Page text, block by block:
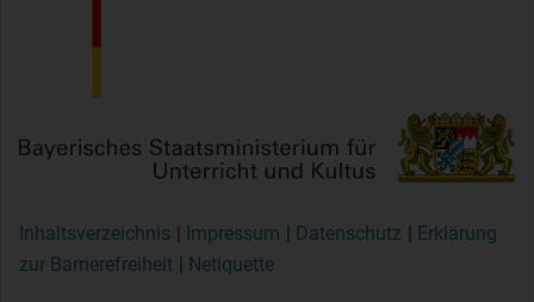
Inhaltsverzeichnis Impressum Datenschutz
Erklärung
zur Barrierefreiheit
Netiquette